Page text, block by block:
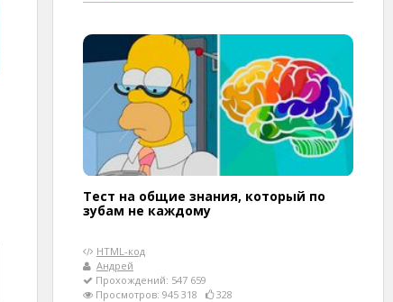
Тест на общие знания, который по
зубам не каждому
HTML-код
Андрей
Прохождений: 547 659
Просмотров: 945 318
328